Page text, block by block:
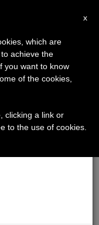
×
la pausa
de verano
también el
x
which are
achieve the
you want to know
of the cookies,
clicking a link or
to the use of cookies.